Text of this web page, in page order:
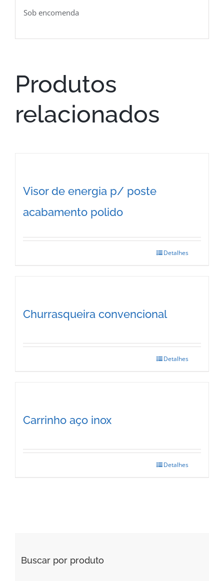
Sob encomenda
Produtos
relacionados
Visor de energia p/ poste
acabamento polido
Detalhes
Churrasqueira convencional
Detalhes
Carrinho aço inox
Detalhes
Buscar por produto